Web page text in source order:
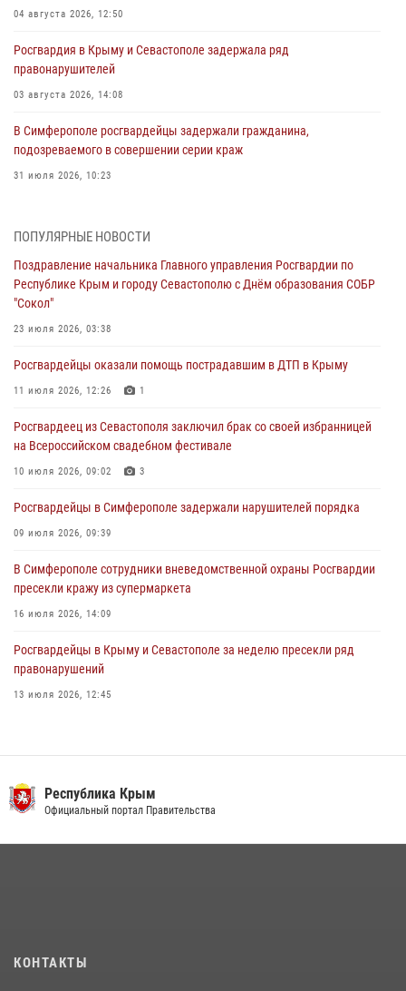
04 августа 2026, 12:50
Росгвардия в Крыму и Севастополе задержала ряд
правонарушителей
03 августа 2026, 14:08
В Симферополе росгвардейцы задержали гражданина,
подозреваемого в совершении серии краж
31 июля 2026, 10:23
объекте в Севастополе
Росгвардейцы Севастополя пресекли противоправные действия на
охраняемом объекте
29 июля 2026, 12:34
Росгвардейцы Крыма и Севастополя отметили День Крещения Руси
28 июля 2026, 14:18
В Симферополе сотрудники Росгвардии задержали подозреваемого
в краже из гипермаркета
24 июля 2026, 12:21
ПОПУЛЯРНЫЕ НОВОСТИ
Поздравление начальника Главного управления Росгвардии по
Республике Крым и городу Севастополю с Днём образования СОБР
"Сокол"
23 июля 2026, 03:38
Росгвардейцы оказали помощь пострадавшим в ДТП в Крыму
11 июля 2026, 12:26 1
Росгвардеец из Севастополя заключил брак со своей избранницей
на Всероссийском свадебном фестивале
10 июля 2026, 09:02 3
Росгвардейцы в Симферополе задержали нарушителей порядка
09 июля 2026, 09:39
В Симферополе сотрудники вневедомственной охраны Росгвардии
пресекли кражу из супермаркета
16 июля 2026, 14:09
Росгвардейцы в Крыму и Севастополе за неделю пресекли ряд
правонарушений
13 июля 2026, 12:45
21 июля 2026, 13:18
Росгвардия в Крыму и Севастополе задержала ряд
правонарушителей
Республика Крым
Официальный портал Правительства
КОНТАКТЫ